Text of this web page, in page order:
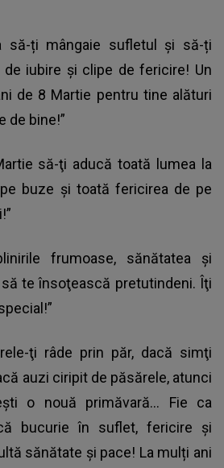
să-ți mângaie sufletul și să-ți
iubire și clipe de fericire! Un
de 8 Martie pentru tine alături
de bine!”
să-ţi aducă toată lumea la
buze şi toată fericirea de pe
frumoase, sănătatea şi
te însoţească pretutindeni. Îţi
ţi râde prin păr, dacă simţi
auzi ciripit de păsărele, atunci
o nouă primăvară… Fie ca
bucurie în suflet, fericire şi
sănătate şi pace! La mulți ani